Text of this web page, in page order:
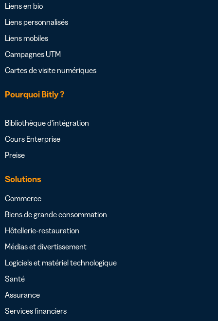
Liens en bio
Liens personnalisés
Liens mobiles
Campagnes UTM
Cartes de visite numériques
Pourquoi Bitly ?
Bibliothèque d’intégration
Cours Enterprise
Preise
Solutions
Commerce
Biens de grande consommation
Hôtellerie-restauration
Médias et divertissement
Logiciels et matériel technologique
Santé
Assurance
Services financiers